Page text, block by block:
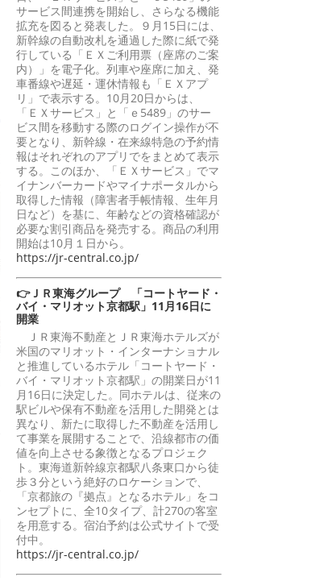
サービス間連携を開始し、さらなる機能
拡充を図ると発表した。９月15日には、
新幹線の自動改札を通過した際に紙で発
行している「ＥＸご利用票（座席のご案
内）」を電子化。列車や座席に加え、発
車番線や遅延・運休情報も「ＥＸアプ
リ」で表示する。10月20日からは、
「ＥＸサービス」と「ｅ5489」のサー
ビス間を移動する際のログイン操作が不
要となり、新幹線・在来線特急の予約情
報はそれぞれのアプリでをまとめて表示
する。このほか、「ＥＸサービス」でマ
イナンバーカードやマイナポータルから
取得した情報（障害者手帳情報、生年月
日など）を基に、年齢などの資格確認が
必要な割引商品を発売する。商品の利用
開始は10月１日から。
https://jr-central.co.jp/
👉ＪＲ東海グループ 「コートヤード・
バイ・マリオット京都駅」11月16日に
開業
ＪＲ東海不動産とＪＲ東海ホテルズが
米国のマリオット・インターナショナル
と推進しているホテル「コートヤード・
バイ・マリオット京都駅」の開業日が11
月16日に決定した。同ホテルは、従来の
駅ビルや保有不動産を活用した開発とは
異なり、新たに取得した不動産を活用し
て事業を展開することで、沿線都市の価
値を向上させる象徴となるプロジェク
ト。東海道新幹線京都駅八条東口から徒
歩３分という絶好のロケーションで、
「京都旅の『拠点』となるホテル」をコ
ンセプトに、全10タイプ、計270の客室
を用意する。宿泊予約は公式サイトで受
付中。
https://jr-central.co.jp/